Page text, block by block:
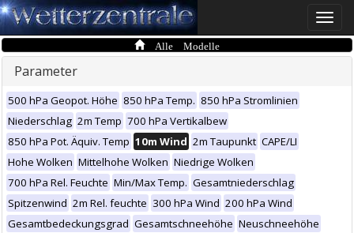
Toggle
Alle Modelle
Parameter
500 hPa Geopot. Höhe 850 hPa Temp. 850 hPa Stromlinien
Niederschlag 2m Temp 700 hPa Vertikalbew
850 hPa Pot. Äquiv. Temp 10m Wind 2m Taupunkt CAPE/LI
Hohe Wolken Mittelhohe Wolken Niedrige Wolken
700 hPa Rel. Feuchte Min/Max Temp. Gesamtniederschlag
Spitzenwind 2m Rel. feuchte 300 hPa Wind 200 hPa Wind
Gesamtbedeckungsgrad Gesamtschneehöhe Neuschneehöhe